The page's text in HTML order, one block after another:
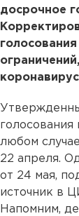
досрочное
любом
22 апреля.
от 24 мая,
источник в
Напомним,